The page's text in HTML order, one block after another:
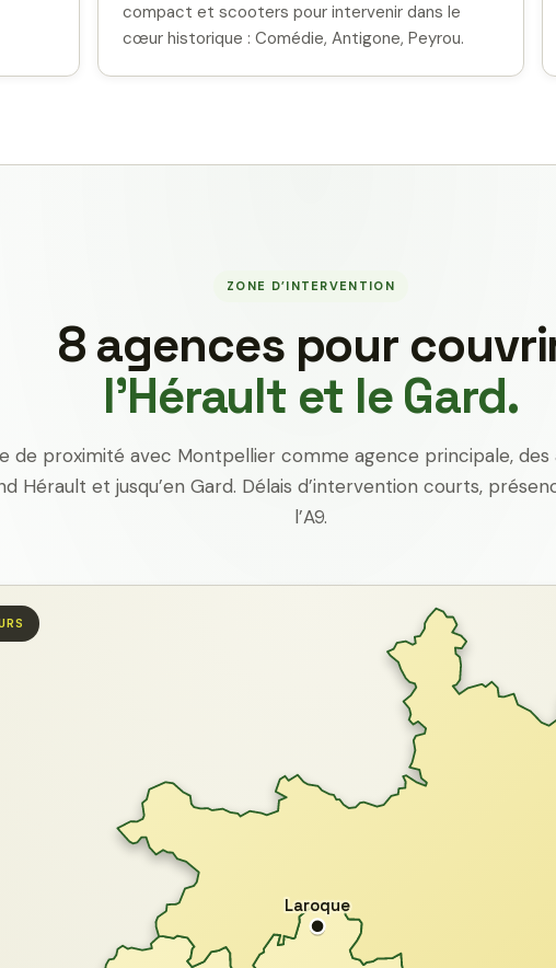
compact et scooters pour intervenir dans le
cœur historique : Comédie, Antigone, Peyrou.
ZONE D’INTERVENTION
8 agences pour
l’Hérault et le Gard.
de proximité avec Montpellier comme agence principale, des
Hérault et jusqu’en Gard. Délais d’intervention courts,
l’A9.
Laroque